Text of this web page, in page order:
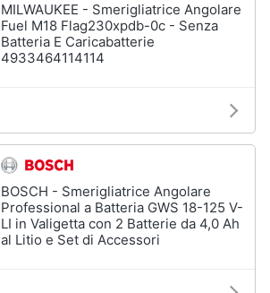
MILWAUKEE - Smerigliatrice Angolare
Fuel M18 Flag230xpdb-0c - Senza
Batteria E Caricabatterie
4933464114114
BOSCH - Smerigliatrice Angolare
Professional a Batteria GWS 18-125 V-
LI in Valigetta con 2 Batterie da 4,0 Ah
al Litio e Set di Accessori